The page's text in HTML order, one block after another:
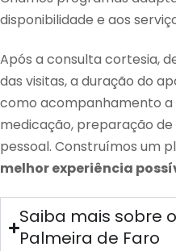
disponibilidade e aos
Após a consulta cortesia,
das visitas, a duração do
como acompanhamento a
medicação, preparação de
pessoal. Construímos um
melhor experiência
Saiba mais sobre
Palmeira de Faro